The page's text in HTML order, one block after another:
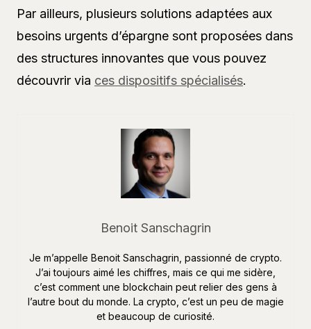
Par ailleurs, plusieurs solutions adaptées aux
besoins urgents d’épargne sont proposées dans
des structures innovantes que vous pouvez
découvrir via ces dispositifs spécialisés.
Benoit Sanschagrin
Je m’appelle Benoit Sanschagrin, passionné de crypto.
J’ai toujours aimé les chiffres, mais ce qui me sidère,
c’est comment une blockchain peut relier des gens à
l’autre bout du monde. La crypto, c’est un peu de magie
et beaucoup de curiosité.